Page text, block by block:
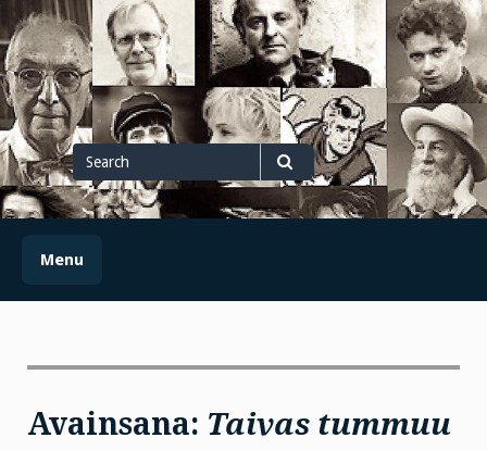
Skip
to
content
Search
for
Search
Menu
Avainsana: Taivas tummuu